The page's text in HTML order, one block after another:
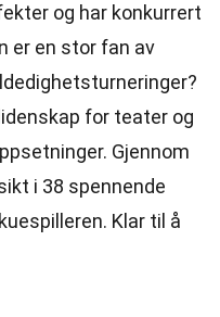
og har konkurrert
er en stor fan av
for teater og
Gjennom
i 38 spennende
Klar til å